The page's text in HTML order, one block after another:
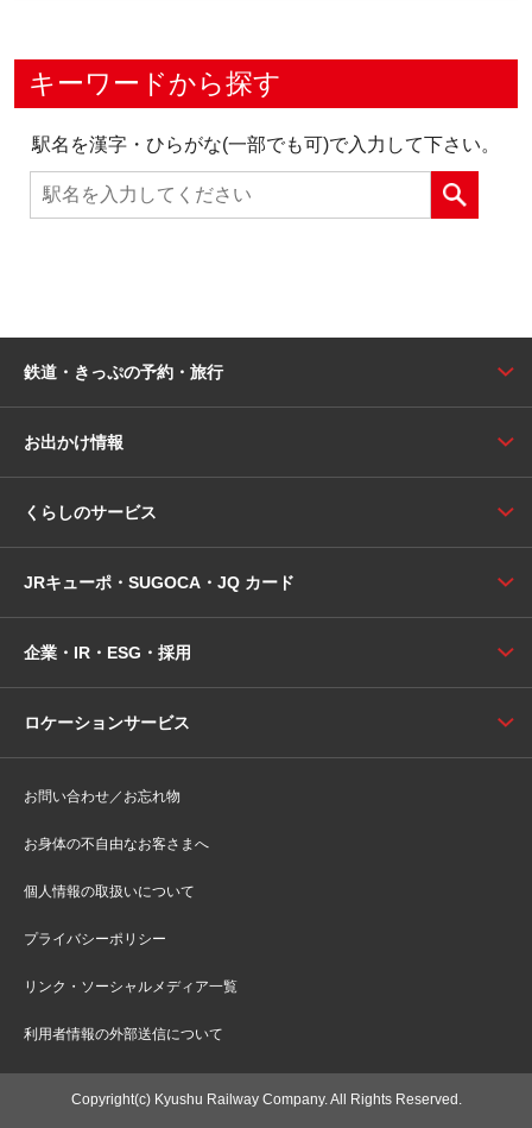
キーワードから探す
駅名を漢字・ひらがな(一部でも可)で入力して下さい。
鉄道・きっぷの予約・旅行
お出かけ情報
くらしのサービス
JRキューポ・SUGOCA・JQ カード
企業・IR・ESG・採用
ロケーションサービス
お問い合わせ／お忘れ物
お身体の不自由なお客さまへ
個人情報の取扱いについて
プライバシーポリシー
リンク・ソーシャルメディア一覧
利用者情報の外部送信について
Copyright(c) Kyushu Railway Company. All Rights Reserved.